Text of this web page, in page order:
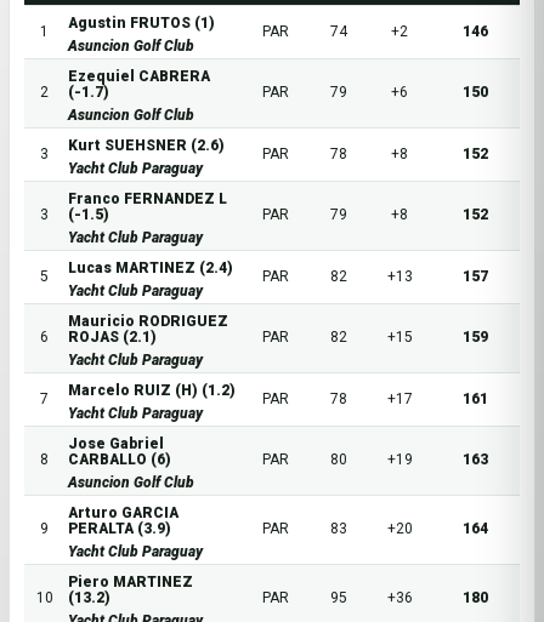
1
Agustin FRUTOS (1)
Asuncion Golf Club
PAR 74 +2 146
2
Ezequiel CABRERA
(-1.7)
Asuncion Golf Club
PAR 79 +6 150
3
Kurt SUEHSNER (2.6)
Yacht Club Paraguay
PAR 78 +8 152
3
Franco FERNANDEZ L
(-1.5)
Yacht Club Paraguay
PAR 79 +8 152
5
Lucas MARTINEZ (2.4)
Yacht Club Paraguay
PAR 82 +13 157
6
Mauricio RODRIGUEZ
ROJAS (2.1)
Yacht Club Paraguay
PAR 82 +15 159
7
Marcelo RUIZ (H) (1.2)
Yacht Club Paraguay
PAR 78 +17 161
8
Jose Gabriel
CARBALLO (6)
Asuncion Golf Club
PAR 80 +19 163
9
Arturo GARCIA
PERALTA (3.9)
Yacht Club Paraguay
PAR 83 +20 164
10
Piero MARTINEZ
(13.2)
PAR 95 +36 180